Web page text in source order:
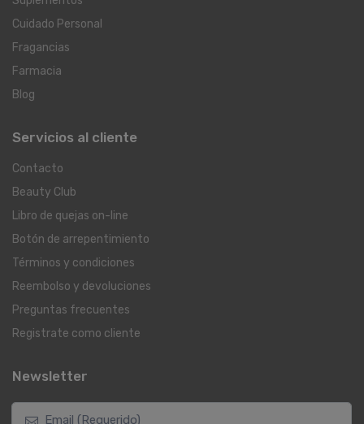
Cuidado Personal
Fragancias
Farmacia
Blog
Servicios al cliente
Contacto
Beauty Club
Libro de quejas on-line
Botón de arrepentimiento
Términos y condiciones
Reembolso y devoluciones
Preguntas frecuentes
Registrate como cliente
Newsletter